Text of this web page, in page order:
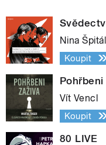
Nina
Koupit
Vít Vencl
Koupit
80 LIVE